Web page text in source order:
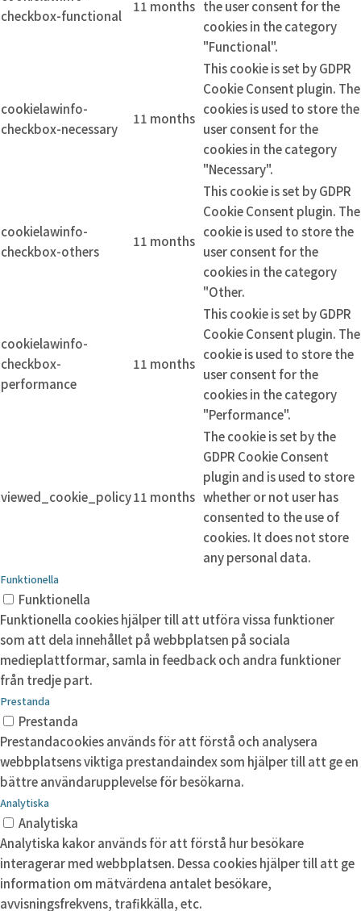
checkbox-functional
11 months the user consent for the
cookies in the category
"Functional".
cookielawinfo-
checkbox-necessary
11 months
This cookie is set by GDPR
Cookie Consent plugin. The
cookies is used to store the
user consent for the
cookies in the category
"Necessary".
cookielawinfo-
checkbox-others
11 months
This cookie is set by GDPR
Cookie Consent plugin. The
cookie is used to store the
user consent for the
cookies in the category
"Other.
cookielawinfo-
checkbox-
performance
11 months
This cookie is set by GDPR
Cookie Consent plugin. The
cookie is used to store the
user consent for the
cookies in the category
"Performance".
viewed_cookie_policy11 months
The cookie is set by the
GDPR Cookie Consent
plugin and is used to store
whether or not user has
consented to the use of
cookies. It does not store
any personal data.
Funktionella
Funktionella
Funktionella cookies hjälper till att utföra vissa funktioner
som att dela innehållet på webbplatsen på sociala
medieplattformar, samla in feedback och andra funktioner
från tredje part.
Prestanda
Prestanda
Prestandacookies används för att förstå och analysera
webbplatsens viktiga prestandaindex som hjälper till att ge en
bättre användarupplevelse för besökarna.
Analytiska
Analytiska
Analytiska kakor används för att förstå hur besökare
interagerar med webbplatsen. Dessa cookies hjälper till att ge
information om mätvärdena antalet besökare,
avvisningsfrekvens, trafikkälla, etc.